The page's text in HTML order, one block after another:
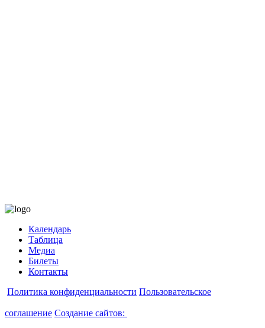
Календарь
Таблица
Медиа
Билеты
Контакты
Политика конфиденциальности Пользовательское
соглашение Создание сайтов: